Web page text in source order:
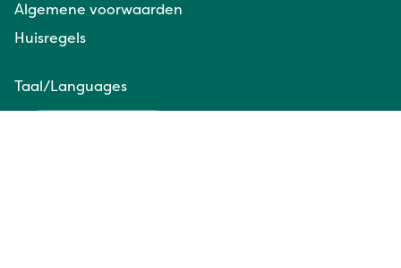
Algemene voorwaarden
Huisregels
Taal/Languages